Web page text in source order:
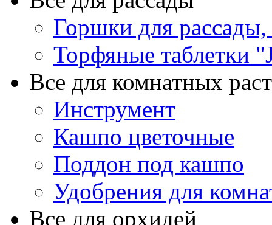
Горшки для рассады,
Торфяные таблетки
Все для комнатных
Инструмент
Кашпо цветочные
Поддон под кашпо
Удобрения для
Все для орхидей